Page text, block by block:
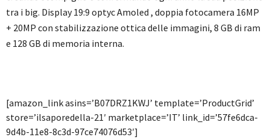
tra i big. Display 19:9 optyc Amoled , doppia fotocamera 16MP
+ 20MP con stabilizzazione ottica delle immagini, 8 GB di ram
e 128 GB di memoria interna.
[amazon_link asins=’B07DRZ1KWJ’ template=’ProductGrid’
store=’ilsaporedella-21′ marketplace=’IT’ link_id=’57fe6dca-
9d4b-11e8-8c3d-97ce74076d53′]